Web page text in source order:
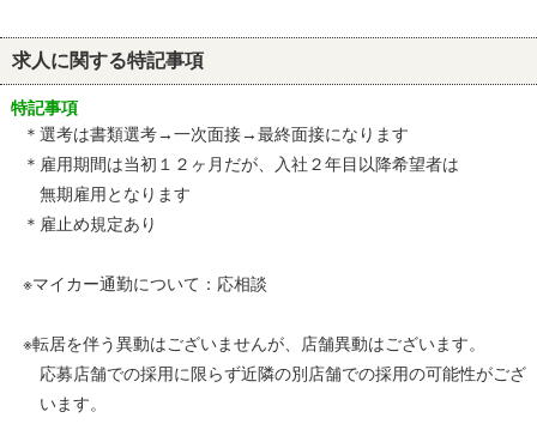
求人に関する特記事項
特記事項
＊選考は書類選考→一次面接→最終面接になります
＊雇用期間は当初１２ヶ月だが、入社２年目以降希望者は
無期雇用となります
＊雇止め規定あり
※マイカー通勤について：応相談
※転居を伴う異動はございませんが、店舗異動はございます。
応募店舗での採用に限らず近隣の別店舗での採用の可能性がござ
います。